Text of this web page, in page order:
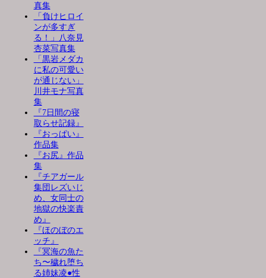
真集
「負けヒロイ
ンが多すぎ
る！」八奈見
杏菜写真集
「黒岩メダカ
に私の可愛い
が通じない」
川井モナ写真
集
『7日間の寝
取らせ記録』
『おっぱい』
作品集
『お尻』作品
集
『チアガール
集団レズいじ
め、女同士の
地獄の快楽責
め』
『ほのぼのエ
ッチ』
『冥海の魚た
ち〜穢れ堕ち
る姉妹凌●性